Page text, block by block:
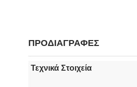
ΠΡΟΔΙΑΓΡΑΦΕΣ
Τεχνικά Στοιχεία